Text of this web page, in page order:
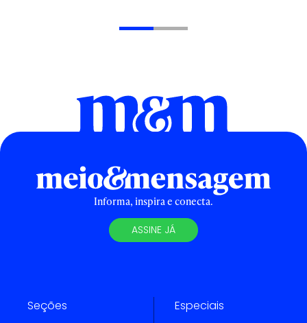
Informa, inspira e conecta.
ASSINE JÁ
Seções Especiais